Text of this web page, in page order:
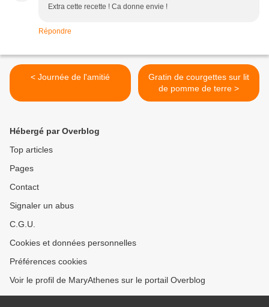
Extra cette recette ! Ca donne envie !
Répondre
< Journée de l'amitié
Gratin de courgettes sur lit
de pomme de terre >
Hébergé par Overblog
Top articles
Pages
Contact
Signaler un abus
C.G.U.
Cookies et données personnelles
Préférences cookies
Voir le profil de MaryAthenes sur le portail Overblog